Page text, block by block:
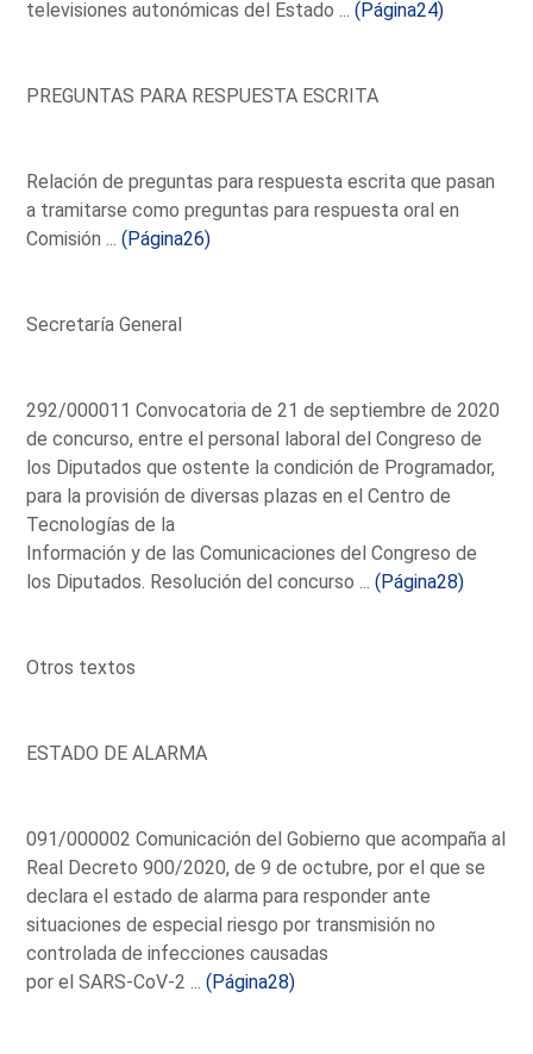
televisiones autonómicas del Estado ...(Página24)
PREGUNTAS PARA RESPUESTA ESCRITA
Relación de preguntas para respuesta escrita que pasan
a tramitarse como preguntas para respuesta oral en
Comisión ...(Página26)
Secretaría General
292/000011 Convocatoria de 21 de septiembre de 2020
de concurso, entre el personal laboral del Congreso de
los Diputados que ostente la condición de Programador,
para la provisión de diversas plazas en el Centro de
Tecnologías de la
Información y de las Comunicaciones del Congreso de
los Diputados. Resolución del concurso ...(Página28)
Otros textos
ESTADO DE ALARMA
091/000002 Comunicación del Gobierno que acompaña al
Real Decreto 900/2020, de 9 de octubre, por el que se
declara el estado de alarma para responder ante
situaciones de especial riesgo por transmisión no
controlada de infecciones causadas
por el SARS-CoV-2 ...(Página28)